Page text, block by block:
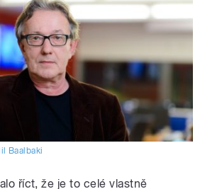
Baalbaki
říct, že je to celé vlastně